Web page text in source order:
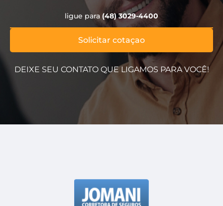
Solicitar cotaçao
ligue para (48) 3029-4400
DEIXE SEU CONTATO QUE LIGAMOS PARA VOCÊ!